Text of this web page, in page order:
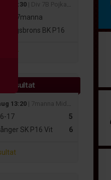
11:30 | Div 7B Pojkar Höst Medelpad 2026
7manna
BK P16
resultat
13:20 | 7manna MidNordic
5
17
6
SK P16 Vit